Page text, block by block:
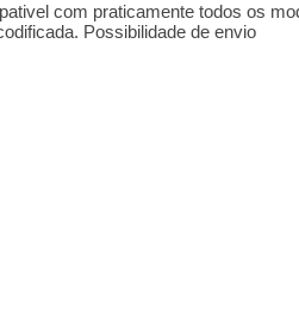
com praticamente todos os
Possibilidade de envio